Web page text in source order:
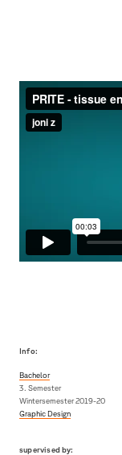
Info:
Bachelor
3. Semester
Wintersemester 2019-20
Graphic Design
supervised by: